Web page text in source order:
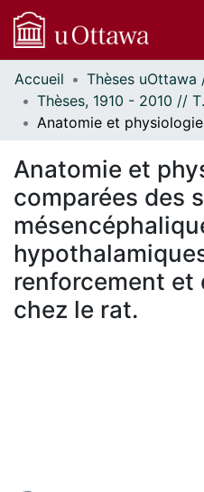
Communautés
et collections
Parcourir
À propos
Accueil
Anatomie et
comparées des
renforcement et
chez le rat.